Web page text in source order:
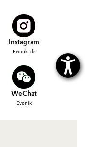
Instagram
Evonik_de
WeChat
Evonik